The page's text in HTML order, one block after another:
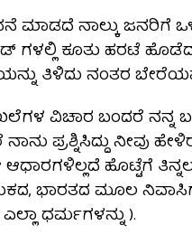
ಮಾಡದೆ ನಾಲ್ಕು ಜನರಿಗೆ
ಗಳಲ್ಲಿ ಕೂತು ಹರಟೆ
ತಿಳಿದು ನಂತರ
ವಿಚಾರ ಬಂದರೆ ನನ್ನ
ಪ್ರಶ್ನಿಸಿದ್ದು ನೀವು
ಹೊಟ್ಟೆಗೆ
ಭಾರತದ ಮೂಲ
ಧರ್ಮಗಳನ್ನು ).